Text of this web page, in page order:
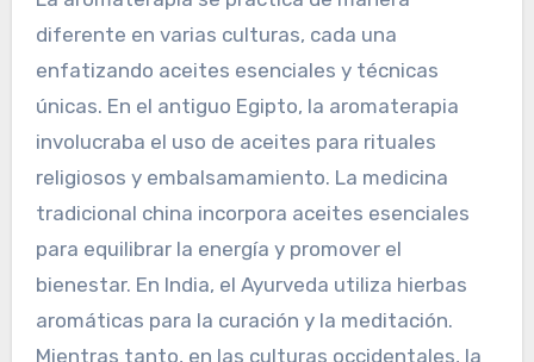
¿Cómo se practica la
aromaterapia en
diferentes culturas?
La aromaterapia se practica de manera
diferente en varias culturas, cada una
enfatizando aceites esenciales y técnicas
únicas. En el antiguo Egipto, la aromaterapia
involucraba el uso de aceites para rituales